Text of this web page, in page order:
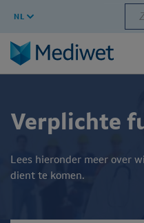
NL
Verplichte
Lees hieronder meer over
dient te komen.